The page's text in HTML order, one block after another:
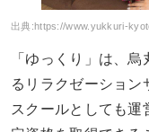
出典:https://www.yukkuri-
「ゆっくり」は、
るリラクゼーション
スクールとしても運